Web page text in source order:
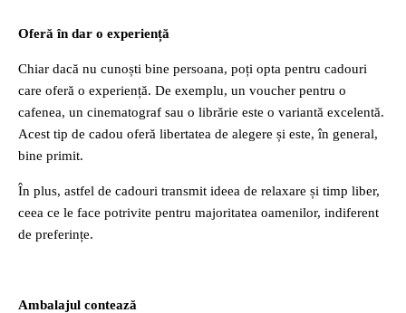
Oferă în dar o experiență
Chiar dacă nu cunoști bine persoana, poți opta pentru cadouri
care oferă o experiență. De exemplu, un voucher pentru o
cafenea, un cinematograf sau o librărie este o variantă excelentă.
Acest tip de cadou oferă libertatea de alegere și este, în general,
bine primit.
În plus, astfel de cadouri transmit ideea de relaxare și timp liber,
ceea ce le face potrivite pentru majoritatea oamenilor, indiferent
de preferințe.
Ambalajul contează